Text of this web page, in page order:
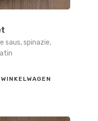
saus, spinazie,